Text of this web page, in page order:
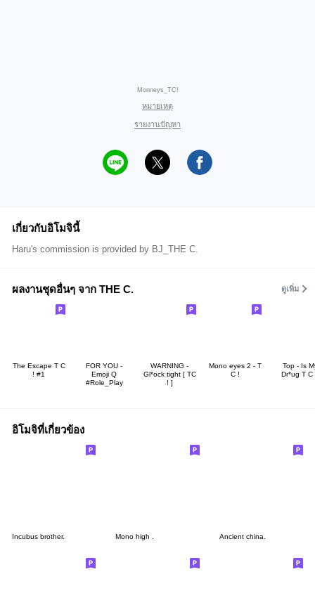
Monneys_TC!
หมายเหตุ
รายงานปัญหา
เกี่ยวกับอิโมจินี้
Haru's commission is provided by BJ_THE C.
ผลงานชุดอื่นๆ จาก THE C. ดูเพิ่ม
The Escape T C
! #1
FOR YOU -
Emoji Q
#Role_Play
WARNING -
Gl*ock tight [ TC
! ]
Mono eyes 2 - T
C !
Top - Is
Dr*ug T C
อิโมจิที่เกี่ยวข้อง
Incubus brother. Mono high . Ancient china.